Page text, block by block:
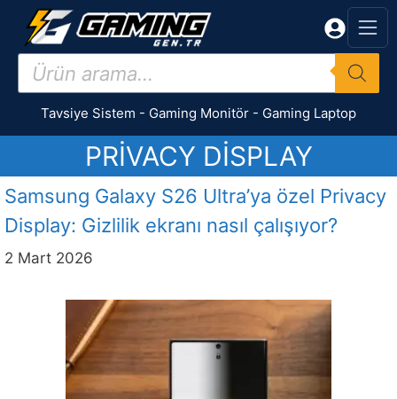
İçeriğe
Products
search
Tavsiye Sistem - Gaming Monitör - Gaming Laptop
PRIVACY DISPLAY
Samsung Galaxy S26 Ultra’ya özel Privacy
Display: Gizlilik ekranı nasıl çalışıyor?
2 Mart 2026